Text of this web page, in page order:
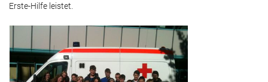
Erste-Hilfe leistet.